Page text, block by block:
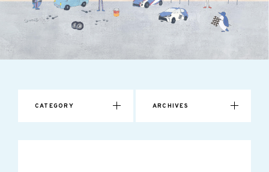
CATEGORY ARCHIVES